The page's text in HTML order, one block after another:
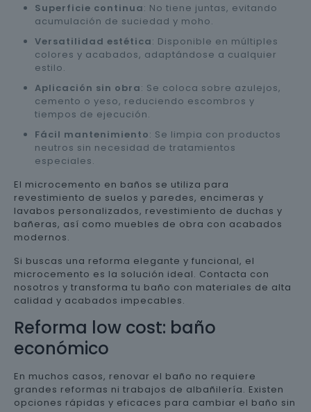
Superficie continua: No tiene juntas, evitando
acumulación de suciedad y moho.
Versatilidad estética: Disponible en múltiples
colores y acabados, adaptándose a cualquier
estilo.
Aplicación sin obra: Se coloca sobre azulejos,
cemento o yeso, reduciendo escombros y
tiempos de ejecución.
Fácil mantenimiento: Se limpia con productos
neutros sin necesidad de tratamientos
especiales.
El microcemento en baños se utiliza para
revestimiento de suelos y paredes, encimeras y
lavabos personalizados, revestimiento de duchas y
bañeras, así como muebles de obra con acabados
modernos.
Si buscas una reforma elegante y funcional, el
microcemento es la solución ideal. Contacta con
nosotros y transforma tu baño con materiales de alta
calidad y acabados impecables.
Reforma low cost: baño
económico
En muchos casos, renovar el baño no requiere
grandes reformas ni trabajos de albañilería. Existen
opciones rápidas y eficaces para cambiar el baño sin